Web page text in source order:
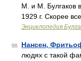
М. и М. Булгаков
1929 г. Скорее
Энциклопедия
98 Нансен,
людях с такой